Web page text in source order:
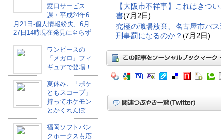
窓口サービス
課・平成24年6
月21日-個人情報紛失、6月
27日14時現在発見に至らず
ワンピースの
「メガロ」フィ
ギュアで登場！
夏休み、「ポケ
ともスコープ」
持ってポケモン
とかくれんぼ
福岡ソフトバン
クホークスも応
【大阪市不祥事】これはきつ
書(7月2日)
究極の職場放棄、名古屋市バ
刑事罰になるのか？ (7月2日)